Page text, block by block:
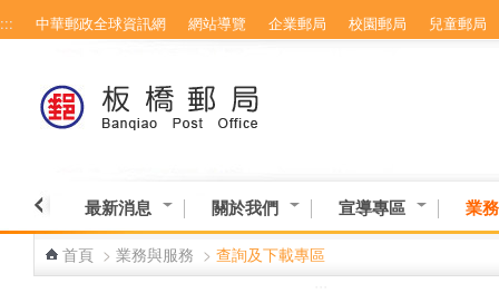
跳到主要內容區塊
::: 中華郵政全球資訊網 網站導覽 企業郵局 校園郵局 兒童郵局
最新消息 關於我們 宣導專區 業
首頁 > 業務與服務 > 查詢及下載專區